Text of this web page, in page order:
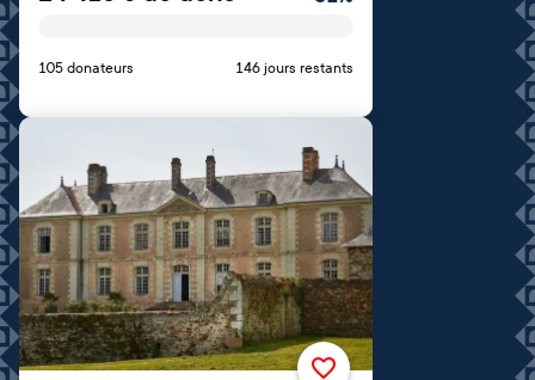
105 donateurs 146 jours restants